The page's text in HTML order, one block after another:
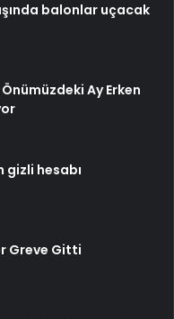
balonlar uçacak
Ay Erken
gizli hesabı
Greve Gitti